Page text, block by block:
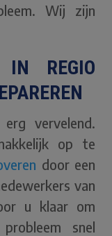
Wij zijn
IN REGIO
vervelend.
op te
door een
van
u klaar om
snel